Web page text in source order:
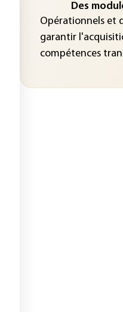
Des
Opérationnels et
garantir
compétences